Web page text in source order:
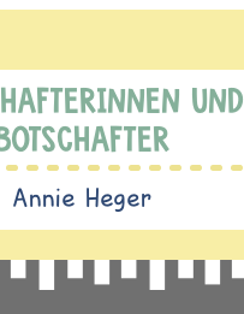
UND
Annie Heger